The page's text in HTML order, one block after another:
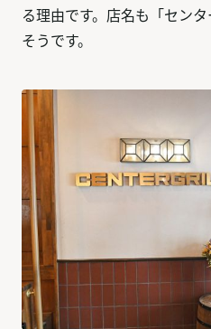
る理由です。店名も「セン
そうです。